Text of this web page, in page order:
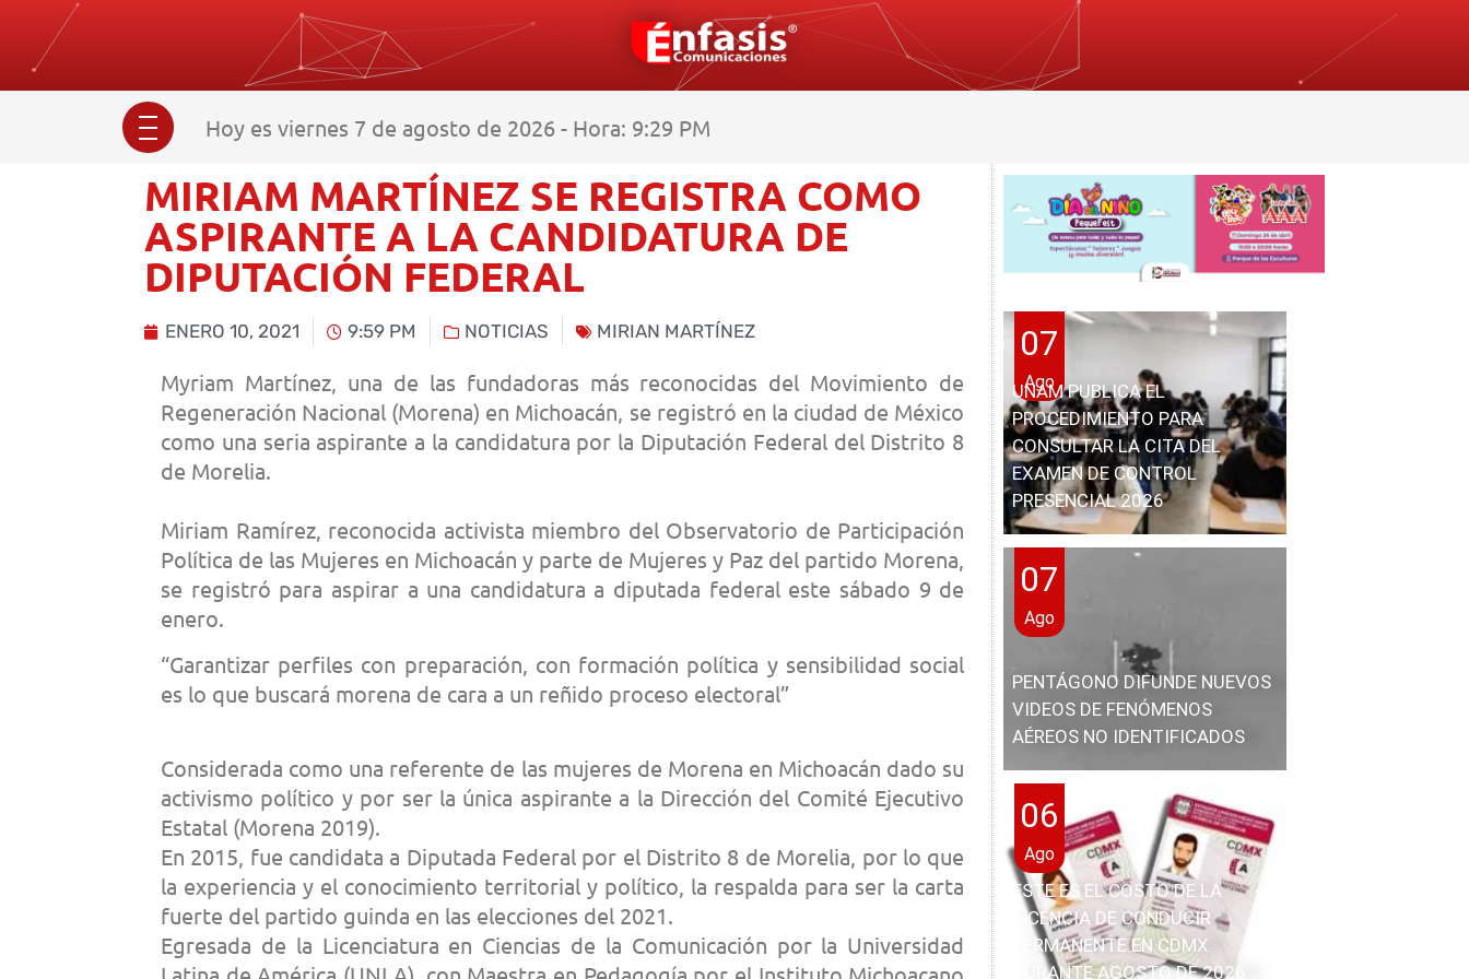
Hoy es viernes 7 de agosto de 2026 - Hora: 9:29 PM
MIRIAM MARTÍNEZ SE REGISTRA COMO
ASPIRANTE A LA CANDIDATURA DE
DIPUTACIÓN FEDERAL
ENERO 10, 2021 9:59 PM NOTICIAS MIRIAN MARTÍNEZ
Myriam Martínez, una de las fundadoras más reconocidas del Movimiento de
Regeneración Nacional (Morena) en Michoacán, se registró en la ciudad de México
como una seria aspirante a la candidatura por la Diputación Federal del Distrito 8
de Morelia.
Miriam Ramírez, reconocida activista miembro del Observatorio de Participación
Política de las Mujeres en Michoacán y parte de Mujeres y Paz del partido Morena,
se registró para aspirar a una candidatura a diputada federal este sábado 9 de
enero.
“Garantizar perfiles con preparación, con formación política y sensibilidad social
es lo que buscará morena de cara a un reñido proceso electoral”
Considerada como una referente de las mujeres de Morena en Michoacán dado su
activismo político y por ser la única aspirante a la Dirección del Comité Ejecutivo
Estatal (Morena 2019).
En 2015, fue candidata a Diputada Federal por el Distrito 8 de Morelia, por lo que
la experiencia y el conocimiento territorial y político, la respalda para ser la carta
fuerte del partido guinda en las elecciones del 2021.
Egresada de la Licenciatura en Ciencias de la Comunicación por la Universidad
07
Ago
UNAM PUBLICA EL
PROCEDIMIENTO PARA
CONSULTAR LA CITA DEL
EXAMEN DE CONTROL
PRESENCIAL 2026
07
Ago
PENTÁGONO DIFUNDE NUEVOS
VIDEOS DE FENÓMENOS
AÉREOS NO IDENTIFICADOS
06
Ago
ESTE ES EL COSTO DE LA
LICENCIA DE CONDUCIR
PERMANENTE EN CDMX
DURANTE AGOSTO DE 2026